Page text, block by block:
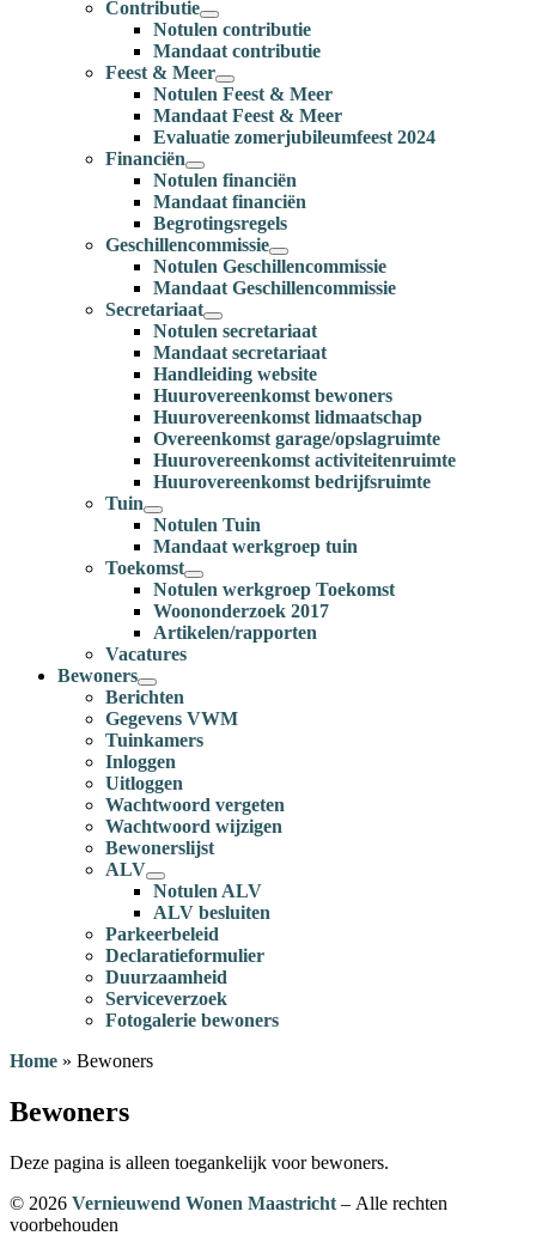
Contributie
Notulen contributie
Mandaat contributie
Feest & Meer
Notulen Feest & Meer
Mandaat Feest & Meer
Evaluatie zomerjubileumfeest 2024
Financiën
Notulen financiën
Mandaat financiën
Begrotingsregels
Geschillencommissie
Notulen Geschillencommissie
Mandaat Geschillencommissie
Secretariaat
Notulen secretariaat
Mandaat secretariaat
Handleiding website
Huurovereenkomst bewoners
Huurovereenkomst lidmaatschap
Overeenkomst garage/opslagruimte
Huurovereenkomst activiteitenruimte
Huurovereenkomst bedrijfsruimte
Tuin
Notulen Tuin
Mandaat werkgroep tuin
Toekomst
Notulen werkgroep Toekomst
Woononderzoek 2017
Artikelen/rapporten
Vacatures
Bewoners
Berichten
Gegevens VWM
Tuinkamers
Inloggen
Uitloggen
Wachtwoord vergeten
Wachtwoord wijzigen
Bewonerslijst
ALV
Notulen ALV
ALV besluiten
Parkeerbeleid
Declaratieformulier
Duurzaamheid
Serviceverzoek
Fotogalerie bewoners
Home » Bewoners
Bewoners
Deze pagina is alleen toegankelijk voor bewoners.
© 2026 Vernieuwend Wonen Maastricht – Alle rechten
voorbehouden